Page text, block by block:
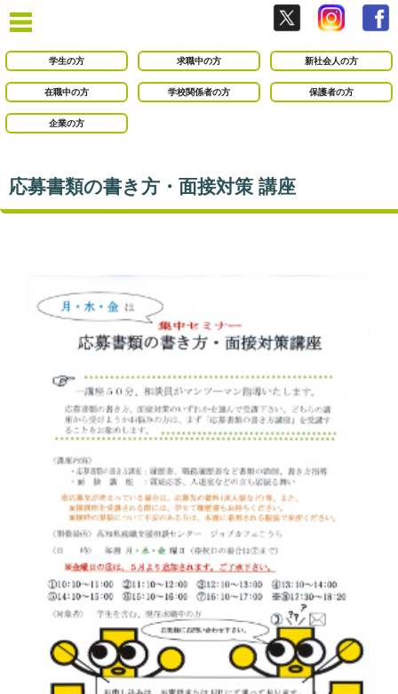
学生の方 求職中の方 新社会人の方
在職中の方 学校関係者の方 保護者の方
企業の方
応募書類の書き方・面接対策 講座